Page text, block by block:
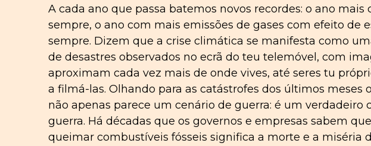
A cada ano que passa batemos novos recordes: o ano mais
sempre, o ano com mais emissões de gases com efeito de
sempre. Dizem que a crise climática se manifesta como
de desastres observados no ecrã do teu telemóvel, com
aproximam cada vez mais de onde vives, até seres tu
a filmá-las. Olhando para as catástrofes dos últimos meses
não apenas parece um cenário de guerra: é um verdadeiro
guerra. Há décadas que os governos e empresas sabem
queimar combustíveis fósseis significa a morte e a miséria